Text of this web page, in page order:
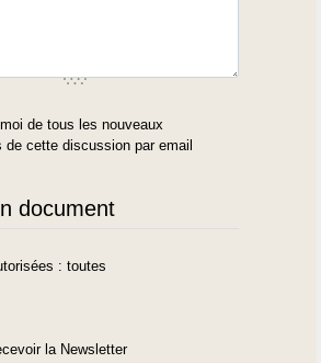
de tous les nouveaux
de cette discussion par email
document
: toutes
la Newsletter